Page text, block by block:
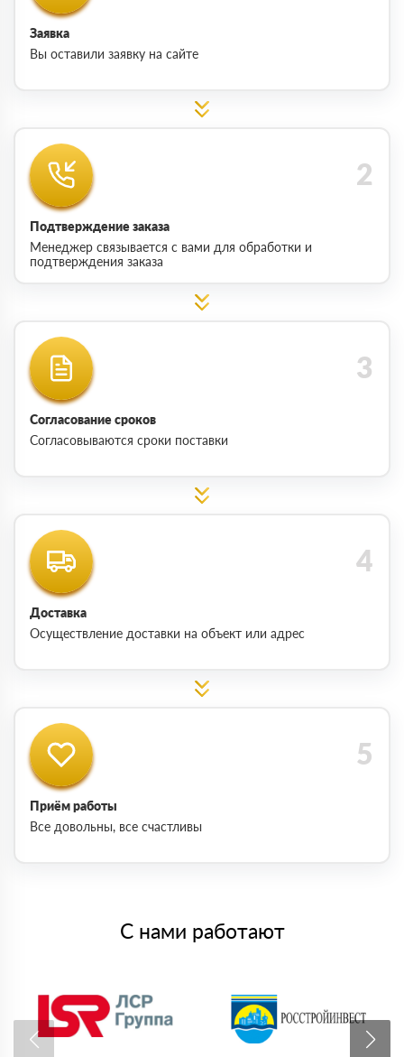
Заявка
Вы оставили заявку на сайте
Подтверждение заказа
Менеджер связывается с вами для обработки и
подтверждения заказа
Согласование сроков
Согласовываются сроки поставки
Доставка
Осуществление доставки на объект или адрес
Приём работы
Все довольны, все счастливы
С нами работают